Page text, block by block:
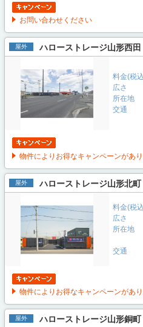
お問い合わせください
屋外 ハローストレージ山形西田
料金(税
広さ
所在地
交通
物件によりお得なキャンペーンがあ
屋外 ハローストレージ山形北町
料金(税
広さ
所在地
交通
物件によりお得なキャンペーンがあ
屋外 ハローストレージ山形銅町